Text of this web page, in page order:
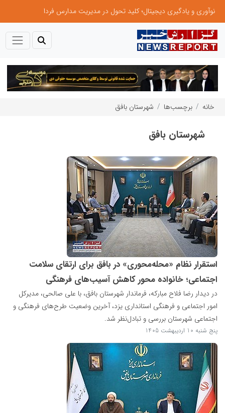
نوآوری و یادگیری دیجیتال؛ کلید تحول در مدیریت مدارس فردا
خانه برچسب‌ها شهرستان بافق
شهرستان بافق
استقرار نظام «محله‌محوری» در بافق برای ارتقای سلامت
اجتماعی؛ خانواده محور کاهش آسیب‌های فرهنگی
در دیدار رضا فلاح مبارکه، فرماندار شهرستان بافق، با علی صالحی، مدیرکل
امور اجتماعی و فرهنگی استانداری یزد، آخرین وضعیت طرح‌های فرهنگی و
اجتماعی شهرستان بررسی و تبادل‌نظر شد.
پنج شنبه 10 اردیبهشت 1405